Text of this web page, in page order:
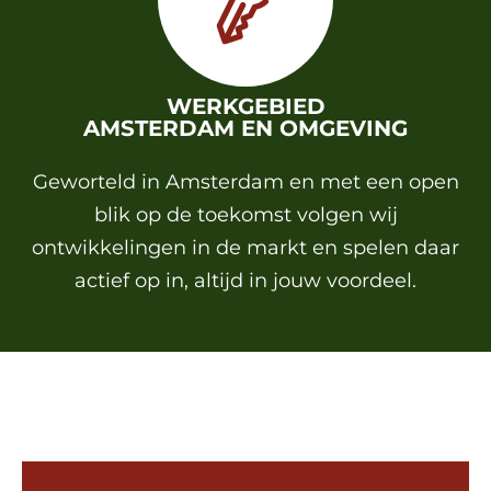
WERKGEBIED
AMSTERDAM EN OMGEVING
Geworteld in Amsterdam en met een open
blik op de toekomst volgen wij
ontwikkelingen in de markt en spelen daar
actief op in, altijd in jouw voordeel.